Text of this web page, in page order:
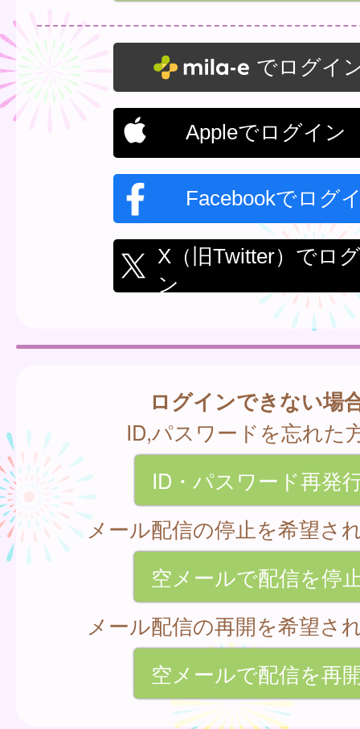
でログイ
Appleでログイン
Facebookでログ
X（旧Twitter）でロ
ン
ログインできない場
ID,パスワードを忘れた
ID・パスワード再発
メール配信の停止を希望さ
空メールで配信を停
メール配信の再開を希望さ
空メールで配信を再